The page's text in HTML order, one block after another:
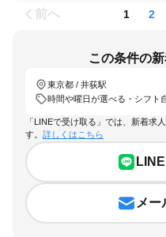
前へ 1 2
この条件の
東京都 / 井荻駅
時間や曜日が選べる・シフト
「LINEで受け取る」では、新着求
す。 詳しくはこちら
メー